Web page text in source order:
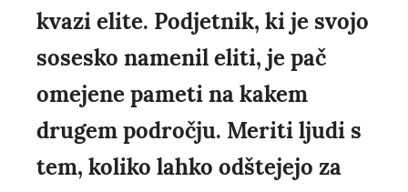
kvazi elite. Podjetnik, ki je svojo
sosesko namenil eliti, je pač
omejene pameti na kakem
drugem področju. Meriti ljudi s
tem, koliko lahko odštejejo za